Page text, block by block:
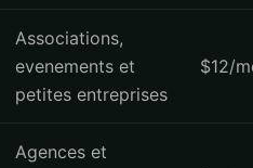
Associations,
evenements et
petites entreprises
$12/
Agences et